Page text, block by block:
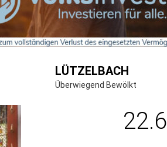
LÜTZELBACH
Überwiegend Bewölkt
22.6